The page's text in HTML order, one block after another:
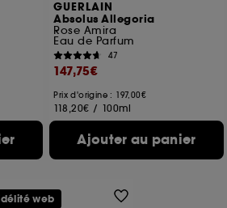
GUERLAIN
Absolus Allegoria
Rose Amira
Eau de Parfum
47
147,75€
Prix d'origine : 197,00€
118,20€ / 100ml
Ajouter au panier
web